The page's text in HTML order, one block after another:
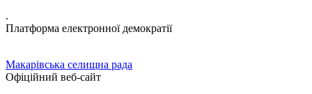
.
Платформа електронної демократії
Макарівська селищна рада
Офіційний веб-сайт